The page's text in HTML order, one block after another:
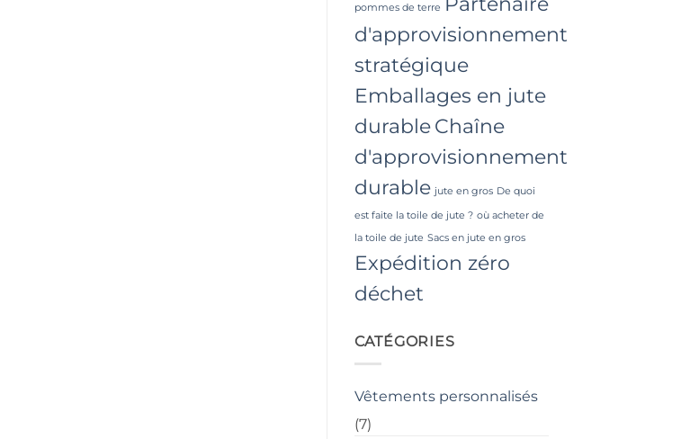
pommes de terre
d'approvisionnement
stratégique
Emballages en jute
durable Chaîne
d'approvisionnement
durable jute en gros De quoi
est faite la toile de jute ? où acheter de
la toile de jute Sacs en jute en gros
Expédition zéro
déchet
CATÉGORIES
Vêtements personnalisés
(7)